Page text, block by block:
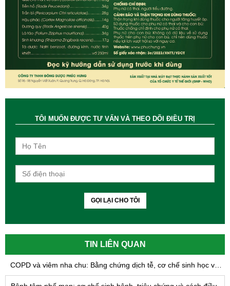
TÔI MUỐN ĐƯỢC TƯ VẤN VÀ THEO DÕI ĐIỀU TRỊ
GỌI LẠI CHO TÔI
TIN LIÊN QUAN